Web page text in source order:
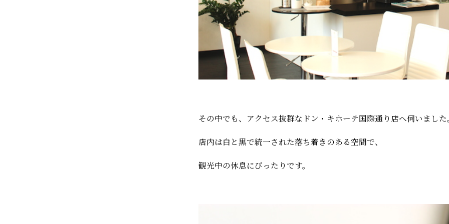
その中でも、アクセス抜群なドン・キホーテ国際通り店へ伺いました
店内は白と黒で統一された落ち着きのある空間で、
観光中の休息にぴったりです。